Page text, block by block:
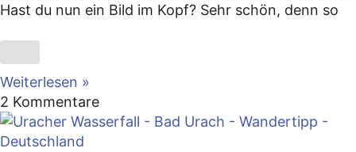
Hast du nun ein Bild im Kopf? Sehr schön, denn so
Weiterlesen »
2 Kommentare